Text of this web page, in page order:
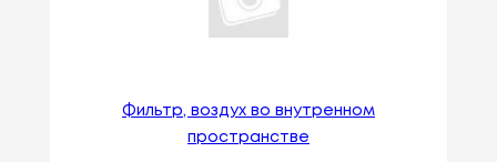
Фильтр, воздух во внутренном
пространстве